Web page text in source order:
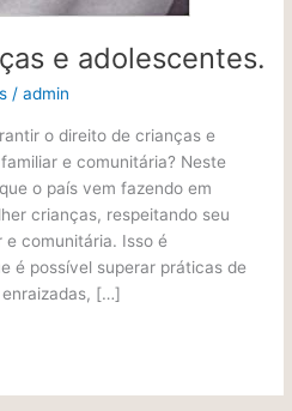
e adolescentes.
/admin
o direito de crianças e
e comunitária? Neste
o país vem fazendo em
crianças, respeitando seu
comunitária. Isso é
é possível superar práticas de
[…]